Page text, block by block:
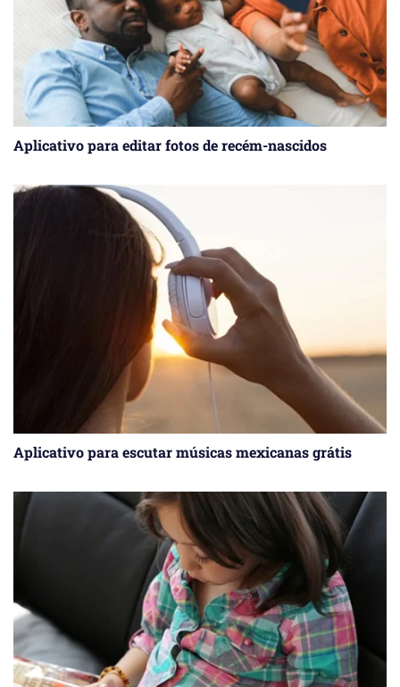
Aplicativo para editar fotos de recém-nascidos
Aplicativo para escutar músicas mexicanas grátis